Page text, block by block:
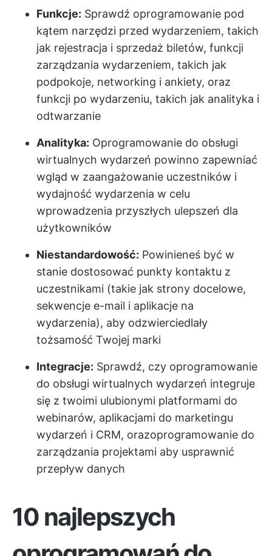
Funkcje: Sprawdź oprogramowanie pod
kątem narzędzi przed wydarzeniem, takich
jak rejestracja i sprzedaż biletów, funkcji
zarządzania wydarzeniem, takich jak
podpokoje, networking i ankiety, oraz
funkcji po wydarzeniu, takich jak analityka i
odtwarzanie
Analityka: Oprogramowanie do obsługi
wirtualnych wydarzeń powinno zapewniać
wgląd w zaangażowanie uczestników i
wydajność wydarzenia w celu
wprowadzenia przyszłych ulepszeń dla
użytkowników
Niestandardowość: Powinieneś być w
stanie dostosować punkty kontaktu z
uczestnikami (takie jak strony docelowe,
sekwencje e-mail i aplikacje na
wydarzenia), aby odzwierciedlały
tożsamość Twojej marki
Integracje: Sprawdź, czy oprogramowanie
do obsługi wirtualnych wydarzeń integruje
się z twoimi ulubionymi platformami do
webinarów, aplikacjami do marketingu
wydarzeń i CRM, orazoprogramowanie do
zarządzania projektami aby usprawnić
przepływ danych
10 najlepszych